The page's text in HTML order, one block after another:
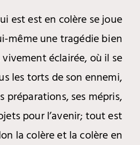
est est en colère se joue
même une tragédie bien
éclairée, où il se
les torts de son ennemi,
préparations, ses mépris,
pour l’avenir; tout est
la colère et la colère en